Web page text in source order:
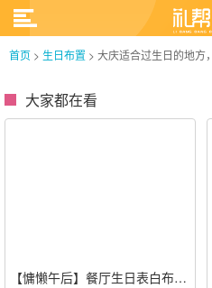
首页 > 生日布置 > 大庆适合过生日的地方
大家都在看
【慵懒午后】餐厅生日表白布置